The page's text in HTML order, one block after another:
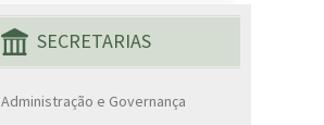
SECRETARIAS
Administração e Governança